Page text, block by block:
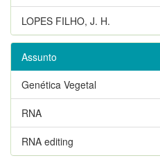
LOPES FILHO, J. H.
Assunto
Genética Vegetal
RNA
RNA editing